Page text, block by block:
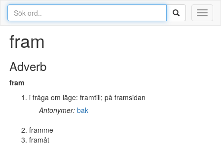
fram
Adverb
fram
i fråga om läge: framtill; på framsidan
Antonymer: bak
framme
framåt